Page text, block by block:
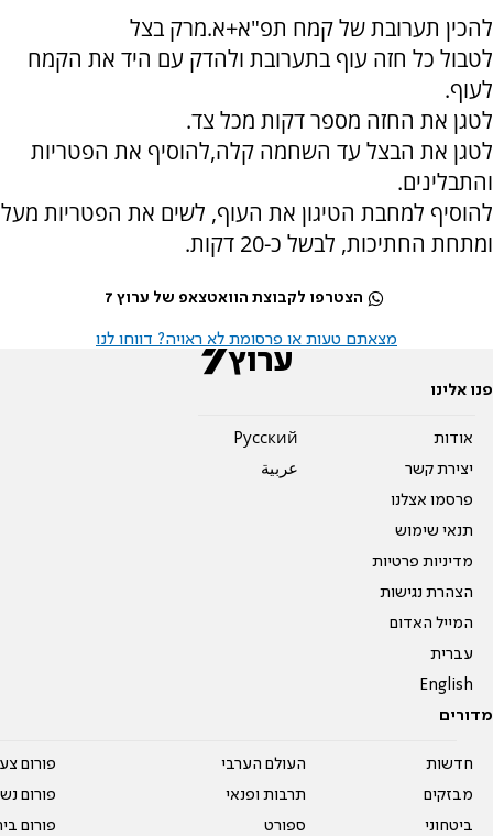
להכין תערובת של קמח תפ"א+א.מרק בצל
לטבול כל חזה עוף בתערובת ולהדק עם היד את הקמח
לעוף.
לטגן את החזה מספר דקות מכל צד.
לטגן את הבצל עד השחמה קלה,להוסיף את הפטריות
והתבלינים.
להוסיף למחבת הטיגון את העוף, לשים את הפטריות מעל
ומתחת החתיכות, לבשל כ-20 דקות.
הצטרפו לקבוצת הוואטצאפ של ערוץ 7
מצאתם טעות או פרסומת לא ראויה? דווחו לנו
פנו אלינו
אודות
יצירת קשר
פרסמו אצלנו
תנאי שימוש
מדיניות פרטיות
הצהרת נגישות
המייל האדום
עברית
English
Pусский
عربية
מדורים
חדשות
מבזקים
ביטחוני
העולם הערבי
תרבות ופנאי
ספורט
פורום
פורום
פורום